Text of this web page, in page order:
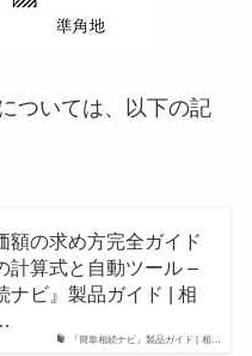
ついては、以下の記
『簡単相続ナビ』製品ガイド | 相…
額の求め方完全ガイド
計算式と自動ツール –
ナビ』製品ガイド | 相